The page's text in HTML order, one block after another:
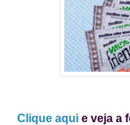
Clique aquie veja a